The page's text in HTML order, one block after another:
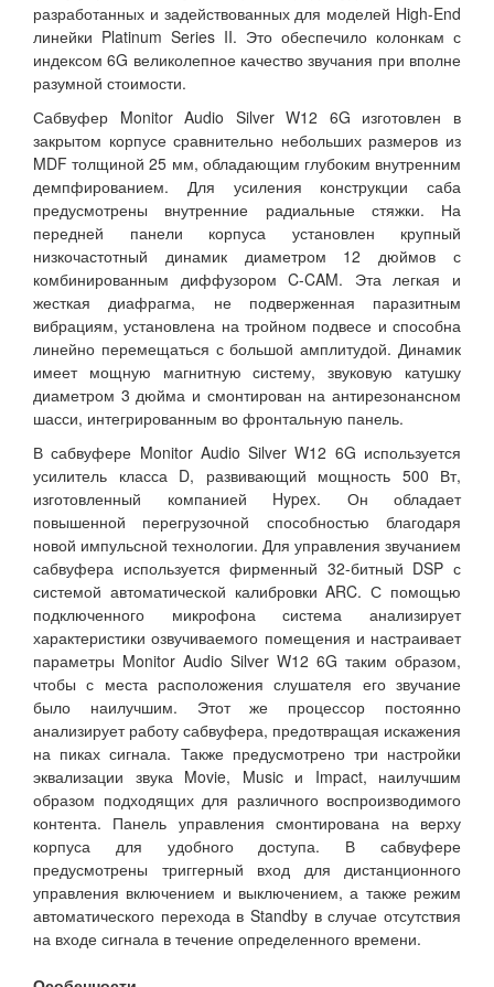
разработанных и задействованных для моделей High-End
линейки Platinum Series II. Это обеспечило колонкам с
индексом 6G великолепное качество звучания при вполне
разумной стоимости.
Сабвуфер Monitor Audio Silver W12 6G изготовлен в
закрытом корпусе сравнительно небольших размеров из
MDF толщиной 25 мм, обладающим глубоким внутренним
демпфированием. Для усиления конструкции саба
предусмотрены внутренние радиальные стяжки. На
передней панели корпуса установлен крупный
низкочастотный динамик диаметром 12 дюймов с
комбинированным диффузором C-CAM. Эта легкая и
жесткая диафрагма, не подверженная паразитным
вибрациям, установлена на тройном подвесе и способна
линейно перемещаться с большой амплитудой. Динамик
имеет мощную магнитную систему, звуковую катушку
диаметром 3 дюйма и смонтирован на антирезонансном
шасси, интегрированным во фронтальную панель.
В сабвуфере Monitor Audio Silver W12 6G используется
усилитель класса D, развивающий мощность 500 Вт,
изготовленный компанией Hypex. Он обладает
повышенной перегрузочной способностью благодаря
новой импульсной технологии. Для управления звучанием
сабвуфера используется фирменный 32-битный DSP с
системой автоматической калибровки ARC. С помощью
подключенного микрофона система анализирует
характеристики озвучиваемого помещения и настраивает
параметры Monitor Audio Silver W12 6G таким образом,
чтобы с места расположения слушателя его звучание
было наилучшим. Этот же процессор постоянно
анализирует работу сабвуфера, предотвращая искажения
на пиках сигнала. Также предусмотрено три настройки
эквализации звука Movie, Music и Impact, наилучшим
образом подходящих для различного воспроизводимого
контента. Панель управления смонтирована на верху
корпуса для удобного доступа. В сабвуфере
предусмотрены триггерный вход для дистанционного
управления включением и выключением, а также режим
автоматического перехода в Standby в случае отсутствия
на входе сигнала в течение определенного времени.